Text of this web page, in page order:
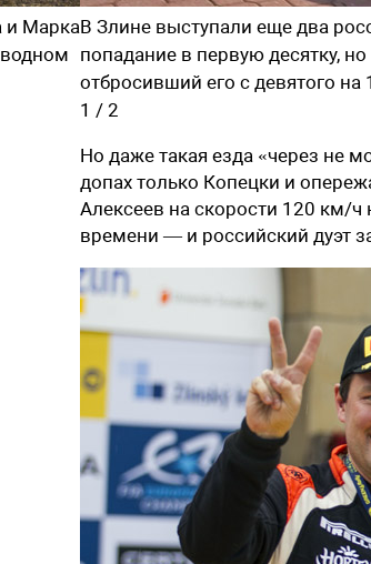
и МаркаВ Злине выступали еще два
попадание в первую десятку,
отбросивший его с девятого на
1 / 2
Но даже такая езда «через не
допах только Копецки и
Алексеев на скорости 120 км/ч
времени — и российский дуэт